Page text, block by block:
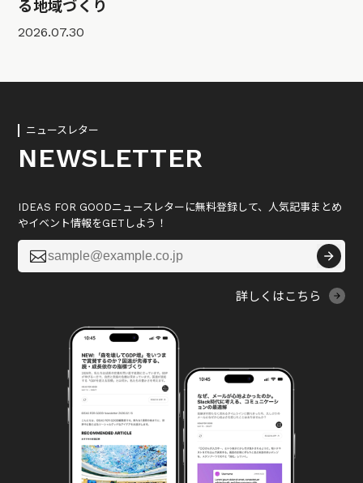
る地域づくり
2026.07.30
ニュースレター
NEWSLETTER
IDEAS FOR GOODニュースレターに無料登録して、人気記事まとめ
やイベント情報をGETしよう！

詳しくはこちら